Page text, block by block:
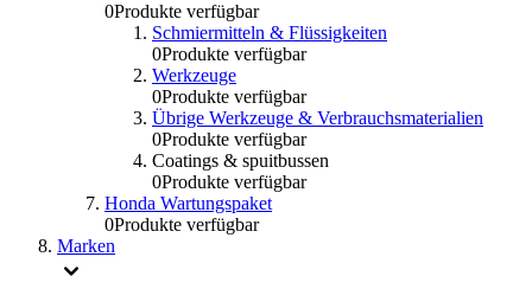
0Produkte verfügbar
Schmiermitteln & Flüssigkeiten
0Produkte verfügbar
Werkzeuge
0Produkte verfügbar
Übrige Werkzeuge & Verbrauchsmaterialien
0Produkte verfügbar
Coatings & spuitbussen
0Produkte verfügbar
Honda Wartungspaket
0Produkte verfügbar
Marken